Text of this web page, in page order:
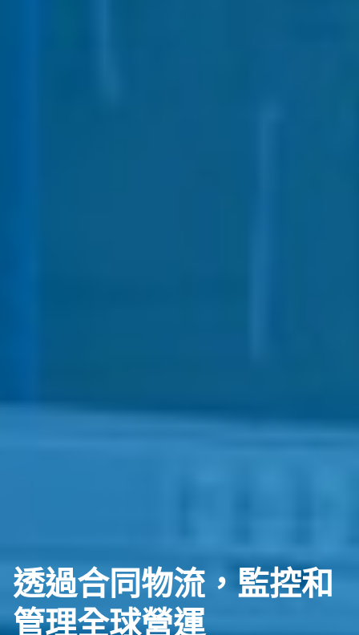
透過合同物流，監控和
管理全球營運